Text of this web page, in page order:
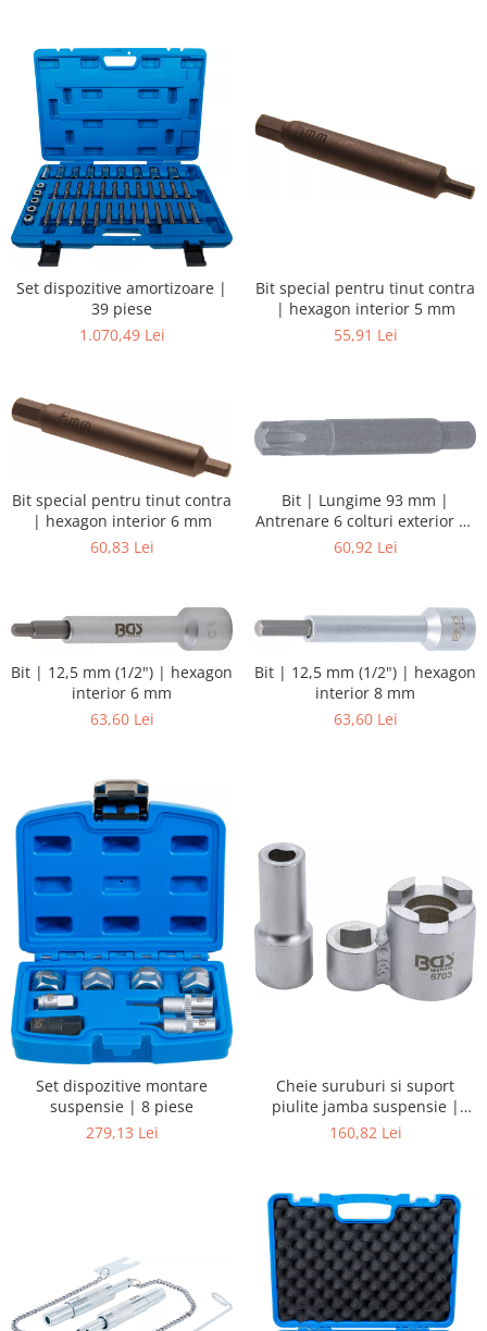
Set dispozitive amortizoare |
39 piese
1.070,49 Lei
Bit special pentru tinut contra
| hexagon interior 5 mm
55,91 Lei
Bit special pentru tinut contra
| hexagon interior 6 mm
60,83 Lei
Bit | Lungime 93 mm |
Antrenare 6 colturi exterior 10
mm (3/8") | Profil T (pentru
60,92 Lei
Bit | 12,5 mm (1/2") | hexagon
interior 6 mm
63,60 Lei
Bit | 12,5 mm (1/2") | hexagon
interior 8 mm
63,60 Lei
Set dispozitive montare
suspensie | 8 piese
279,13 Lei
Cheie suruburi si suport
piulite jamba suspensie |
pentru Volvo
160,82 Lei